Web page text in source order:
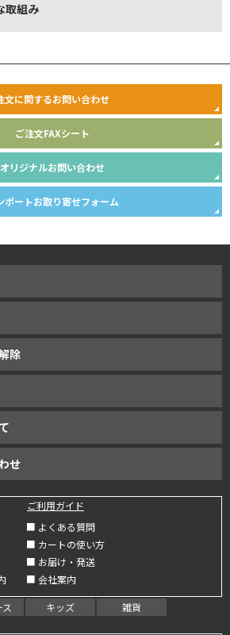
取組み
文に関するお問い合わせ
ご注文FAXシート
オリジナルお問い合わせ
ポートお取り寄せフォーム
除
せ
ご利用ガイド
■ よくある質問
■ カートの使い方
■ お届け・発送
■ 会社案内
キッズ 雑貨